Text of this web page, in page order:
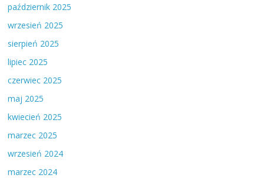
październik 2025
wrzesień 2025
sierpień 2025
lipiec 2025
czerwiec 2025
maj 2025
kwiecień 2025
marzec 2025
wrzesień 2024
marzec 2024